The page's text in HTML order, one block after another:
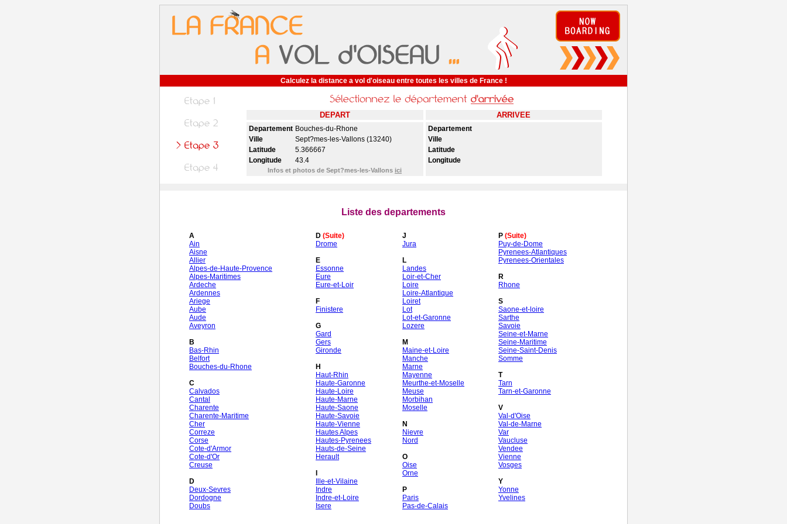
Calculez la distance a vol d'oiseau entre toutes les villes de France !
DEPART ARRIVEE
Departement Bouches-du-Rhone
Ville
Sept?mes-les-Vallons (13240)
Latitude
5.366667
Longitude
43.4
Infos et photos de Sept?mes-les-Vallons ici
Departement
Ville
Latitude
Longitude
Liste des departements
A
Ain
Aisne
Allier
Alpes-de-Haute-Provence
Alpes-Maritimes
Ardeche
Ardennes
Ariege
Aube
Aude
Aveyron
B
Bas-Rhin
Belfort
Bouches-du-Rhone
C
Calvados
Cantal
Charente
Charente-Maritime
Cher
Correze
Corse
Cote-d'Armor
Cote-d'Or
Creuse
D
Deux-Sevres
Dordogne
Doubs
D (Suite)
Drome
E
Essonne
Eure
Eure-et-Loir
F
Finistere
G
Gard
Gers
Gironde
H
Haut-Rhin
Haute-Garonne
Haute-Loire
Haute-Marne
Haute-Saone
Haute-Savoie
Haute-Vienne
Hautes Alpes
Hautes-Pyrenees
Hauts-de-Seine
Herault
Ille-et-Vilaine
Indre
Indre-et-Loire
Isere
J
Jura
L
Landes
Loir-et-Cher
Loire
Loire-Atlantique
Loiret
Lot
Lot-et-Garonne
Lozere
M
Maine-et-Loire
Manche
Marne
Mayenne
Meurthe-et-Moselle
Meuse
Morbihan
Moselle
N
Nievre
Nord
O
Oise
Orne
P
Paris
Pas-de-Calais
P (Suite)
Puy-de-Dome
Pyrenees-Atlantiques
Pyrenees-Orientales
R
Rhone
S
Saone-et-loire
Sarthe
Savoie
Seine-et-Marne
Seine-Maritime
Seine-Saint-Denis
Somme
T
Tarn
Tarn-et-Garonne
V
Val-d'Oise
Val-de-Marne
Var
Vaucluse
Vendee
Vienne
Vosges
Y
Yonne
Yvelines